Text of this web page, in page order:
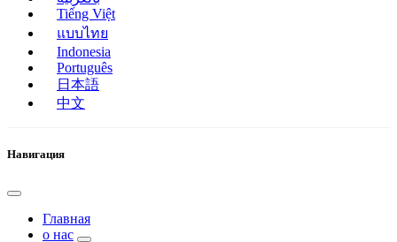
Tiếng Việt
แบบไทย
Indonesia
Português
日本語
中文
Навигация
Главная
о нас